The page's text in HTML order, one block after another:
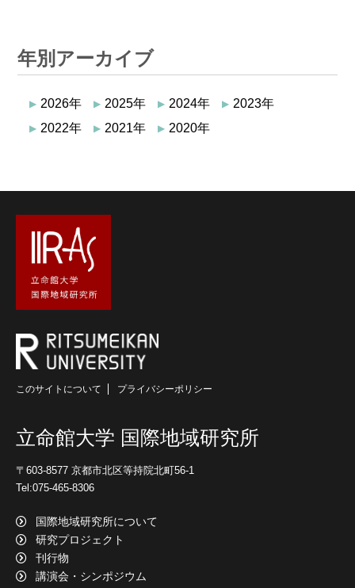
年別アーカイブ
2026年 2025年 2024年
2023年
2022年
2021年 2020年
このサイトについて プライバシーポリシー
立命館大学 国際地域研究所
〒603-8577 京都市北区等持院北町56-1
Tel:075-465-8306
国際地域研究所について
研究プロジェクト
刊行物
講演会・シンポジウム